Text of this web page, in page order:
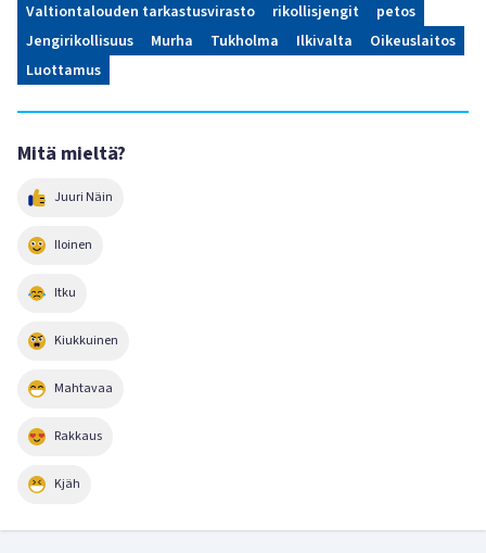
Valtiontalouden tarkastusvirasto
rikollisjengit
petos
Jengirikollisuus
Murha Tukholma Ilkivalta
Oikeuslaitos
Luottamus
Mitä mieltä?
Juuri Näin
Iloinen
Itku
Kiukkuinen
Mahtavaa
Rakkaus
Kjäh